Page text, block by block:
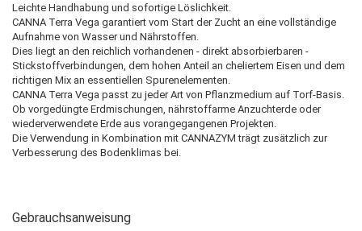
Leichte Handhabung und sofortige Löslichkeit.
CANNA Terra Vega garantiert vom Start der Zucht an eine vollständige
Aufnahme von Wasser und Nährstoffen.
Dies liegt an den reichlich vorhandenen - direkt absorbierbaren -
Stickstoffverbindungen, dem hohen Anteil an cheliertem Eisen und dem
richtigen Mix an essentiellen Spurenelementen.
CANNA Terra Vega passt zu jeder Art von Pflanzmedium auf Torf-Basis.
Ob vorgedüngte Erdmischungen, nährstoffarme Anzuchterde oder
wiederverwendete Erde aus vorangegangenen Projekten.
Die Verwendung in Kombination mit CANNAZYM trägt zusätzlich zur
Verbesserung des Bodenklimas bei.
Gebrauchsanweisung